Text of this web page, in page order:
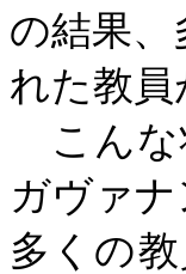
の結果、
れた教
こんな
ガヴァ
多くの